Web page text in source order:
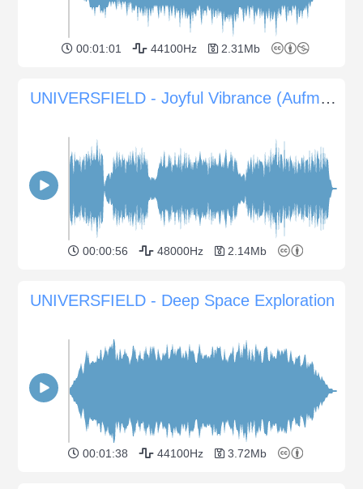
00:01:01 44100Hz 2.31Mb
UNIVERSFIELD - Joyful Vibrance (Aufmunternde Musik für Animationen und Werbespots)
00:00:56 48000Hz 2.14Mb
UNIVERSFIELD - Deep Space Exploration
00:01:38 44100Hz 3.72Mb